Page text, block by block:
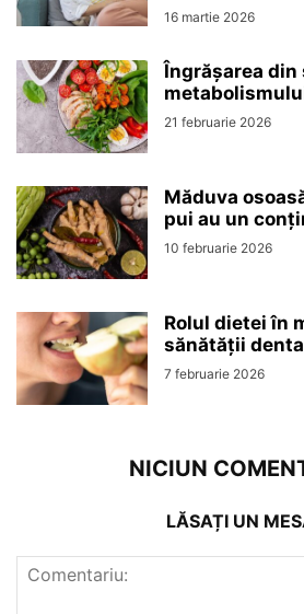
16 martie 2026
Îngrășarea din
21 februarie 2026
Măduva
pui au un
10 februarie 2026
Rolul dietei în
sănătății
7 februarie 2026
NICIUN
LĂSAȚI UN